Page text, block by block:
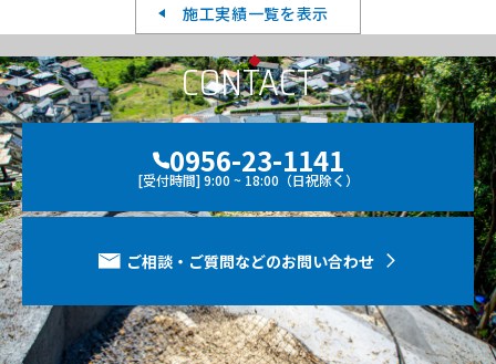
施工実績一覧を表示
CONTACT
0956-23-1141
[受付時間] 9:00 ~ 18:00（日祝除く）
ご相談・ご質問などのお問い合わせ